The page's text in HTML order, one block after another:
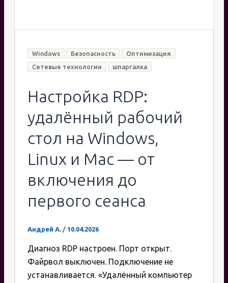
Windows Безопасность
Оптимизация
Сетевые технологии
шпаргалка
Настройка RDP:
удалённый рабочий
стол на Windows,
Linux и Mac — от
включения до
первого сеанса
Андрей А. / 10.04.2026
Диагноз RDP настроен. Порт открыт.
Файрвол выключен. Подключение не
устанавливается. «Удалённый компьютер